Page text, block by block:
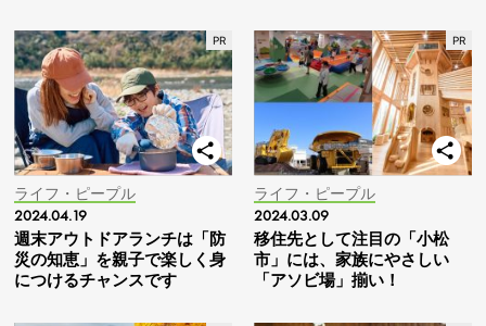
ライフ・ピープル
2024.04.19
週末アウトドアランチは「防
災の知恵」を親子で楽しく身
につけるチャンスです
ライフ・ピープル
2024.03.09
移住先として注目の「小松
市」には、家族にやさしい
「アソビ場」揃い！